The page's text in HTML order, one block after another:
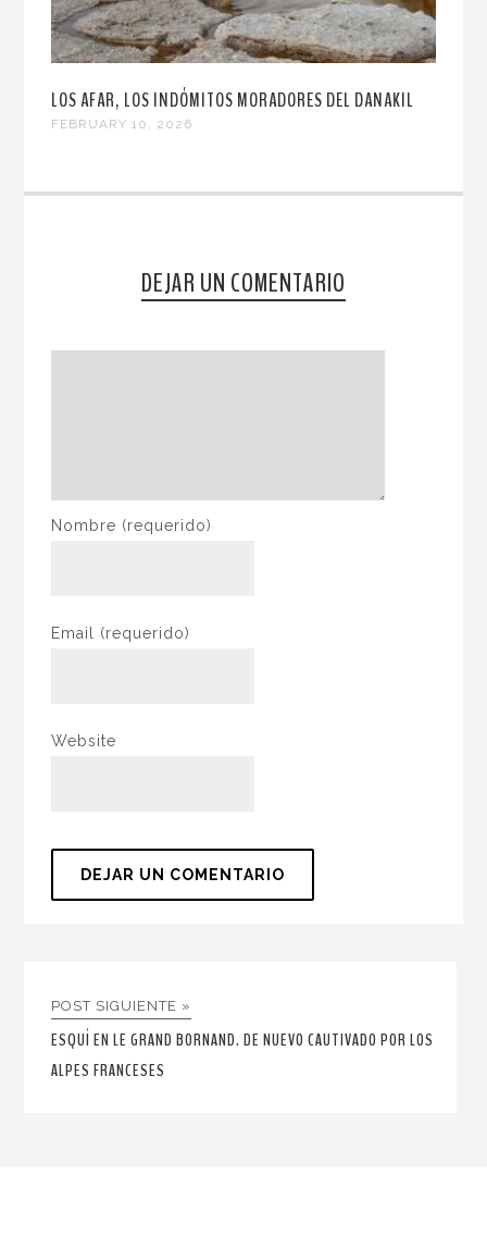
LOS AFAR, LOS INDÓMITOS MORADORES DEL DANAKIL
FEBRUARY 10, 2026
DEJAR UN COMENTARIO
Nombre (requerido)
Email (requerido)
Website
POST SIGUIENTE »
ESQUÍ EN LE GRAND BORNAND. DE NUEVO CAUTIVADO POR LOS
ALPES FRANCESES